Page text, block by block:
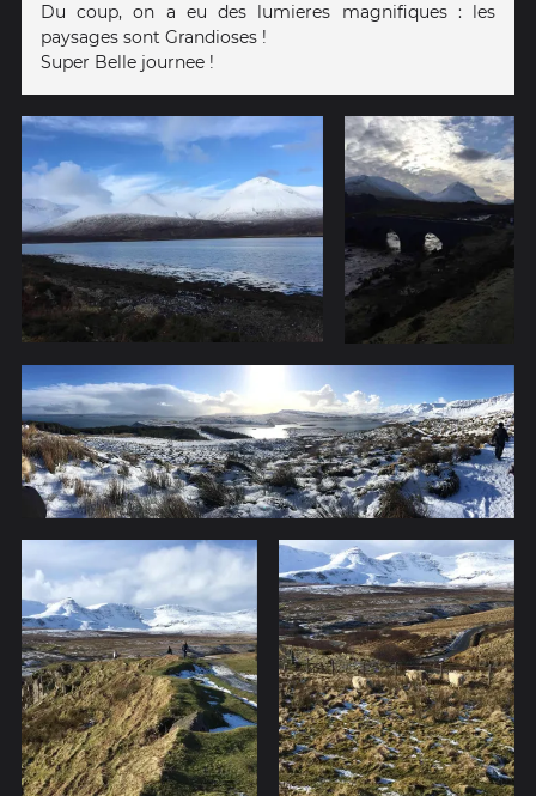
Du coup, on a eu des lumieres magnifiques : les
paysages sont Grandioses !
Super Belle journee !